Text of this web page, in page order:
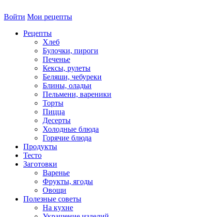
Войти Мои рецепты
Рецепты
Хлеб
Булочки, пироги
Печенье
Кексы, рулеты
Беляши, чебуреки
Блины, оладьи
Пельмени, вареники
Торты
Пицца
Десерты
Холодные блюда
Горячие блюда
Продукты
Тесто
Заготовки
Варенье
Фрукты, ягоды
Овощи
Полезные советы
На кухне